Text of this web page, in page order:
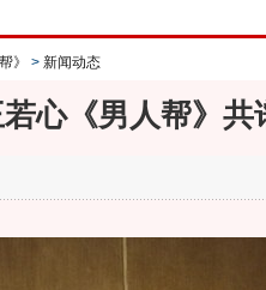
》 > 新闻动态
心《男人帮》共